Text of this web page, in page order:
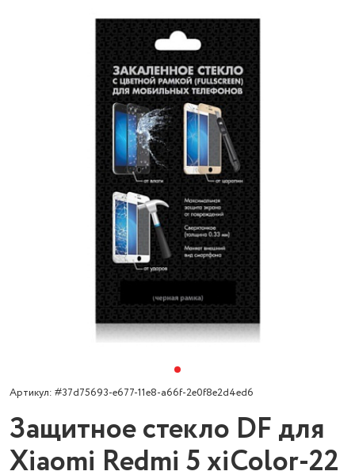
Артикул: #37d75693-e677-11e8-a66f-2e0f8e2d4ed6
Защитное стекло DF для
Xiaomi Redmi 5 xiColor-22